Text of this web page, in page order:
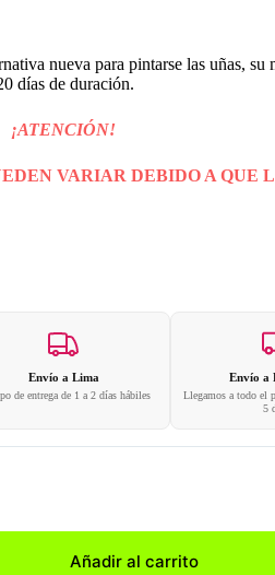
nueva para pintarse las uñas, su
días de duración.
¡ATENCIÓN!
VARIAR DEBIDO A QUE
Envío a Lima
de entrega de 1 a 2 días hábiles
Envío a
Llegamos a todo el
5
Añadir al carrito